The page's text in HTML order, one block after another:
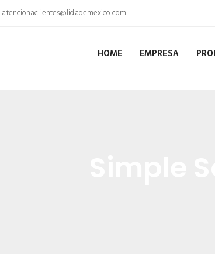
atencionaclientes@lidademexico.com
HOME EMPRESA